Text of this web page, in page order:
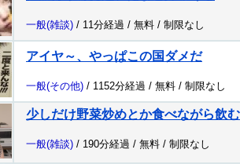
一般(雑談) / 11分経過 / 無料 / 制限なし
アイヤ～、やっぱこの国ダメだ
一般(その他) / 1152分経過 / 無料 / 制限なし
少しだけ野菜炒めとか食べながら飲
一般(雑談) / 190分経過 / 無料 / 制限なし